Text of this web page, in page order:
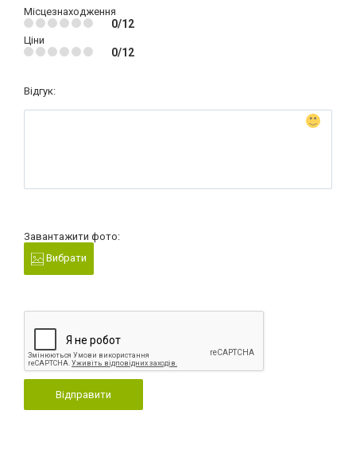
Місцезнаходження
0/12
Ціни
0/12
Відгук:
Завантажити фото:
Вибрати
Відправити